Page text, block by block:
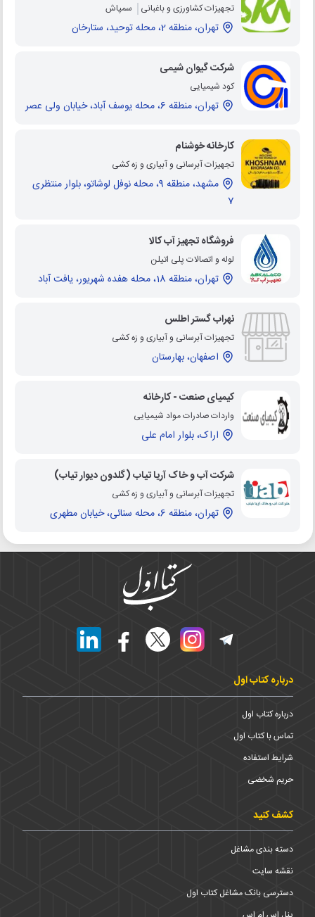
تجهیزات کشاورزی و باغبانی سمپاش
تهران، منطقه 2، محله توحید، ستارخان
شرکت گیوان شیمی
کود شیمیایی
تهران، منطقه 6، محله یوسف آباد، خیابان ولی عصر
کارخانه خوشنام
تجهیزات آبرسانی و آبیاری و زه کشی
مشهد، منطقه 9، محله نوفل لوشاتو، بلوار منتظری
7
فروشگاه تجهیز آب کالا
لوله و اتصالات پلی اتیلن
تهران، منطقه 18، محله هفده شهریور، یافت آباد
نهراب گستر اطلس
تجهیزات آبرسانی و آبیاری و زه کشی
اصفهان، بهارستان
کیمیای صنعت - کارخانه
واردات صادرات مواد شیمیایی
اراک، بلوار امام علی
شرکت آب و خاک آریا تیاب (گلدون دیوار تیاب)
تجهیزات آبرسانی و آبیاری و زه کشی
تهران، منطقه 6، محله سنائی، خیابان مطهری
درباره کتاب اول
درباره کتاب اول
تماس با کتاب اول
شرایط استفاده
حریم شخضی
کشف کنید
دسته بندی مشاغل
نقشه سایت
دسترسی بانک مشاغل کتاب اول